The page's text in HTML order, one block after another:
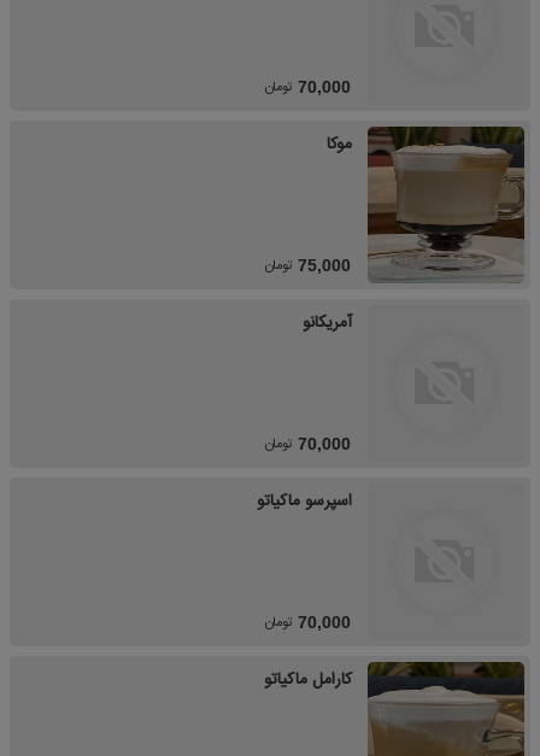
70,000 تومان
موکا
75,000 تومان
آمریکانو
70,000 تومان
اسپرسو ماکیاتو
70,000 تومان
کارامل ماکیاتو